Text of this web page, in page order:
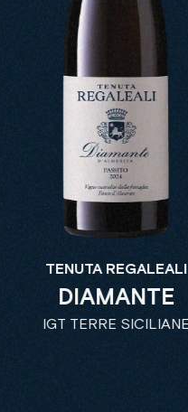
TENUTA REGALEALI
DIAMANTE
IGT TERRE SICILIANE